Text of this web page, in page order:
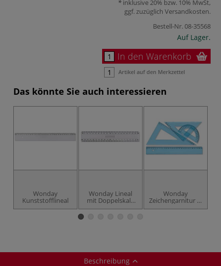
inklusive 20% bzw. 10% MwSt,
ggf. zuzüglich Versandkosten.
Bestell-Nr.08-35568
Auf Lager.
In den Warenkorb
Artikel auf den Merkzettel
Das könnte Sie auch interessieren
Wonday
Kunststofflineal
Wonday Lineal
mit Doppelskala
und Griff
Wonday
Zeichengarnitur 4-
teilig
Beschreibung